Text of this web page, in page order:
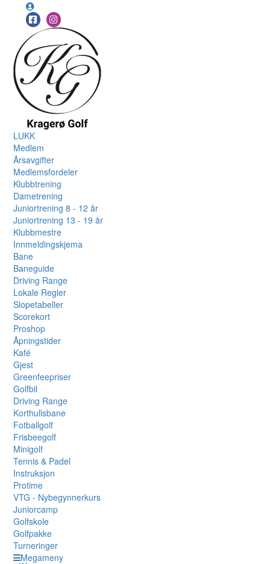
LUKK
Medlem
Årsavgifter
Medlemsfordeler
Klubbtrening
Dametrening
Juniortrening 8 - 12 år
Juniortrening 13 - 19 år
Klubbmestre
Innmeldingskjema
Bane
Baneguide
Driving Range
Lokale Regler
Slopetabeller
Scorekort
Proshop
Åpningstider
Kafé
Gjest
Greenfeepriser
Golfbil
Driving Range
Korthullsbane
Fotballgolf
Frisbeegolf
Minigolf
Tennis & Padel
Instruksjon
Protime
VTG - Nybegynnerkurs
Juniorcamp
Golfskole
Golfpakke
Turneringer
Megameny